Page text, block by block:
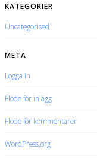
KATEGORIER
Uncategorised
META
Logga in
Flöde för inlägg
Flöde för kommentarer
WordPress.org